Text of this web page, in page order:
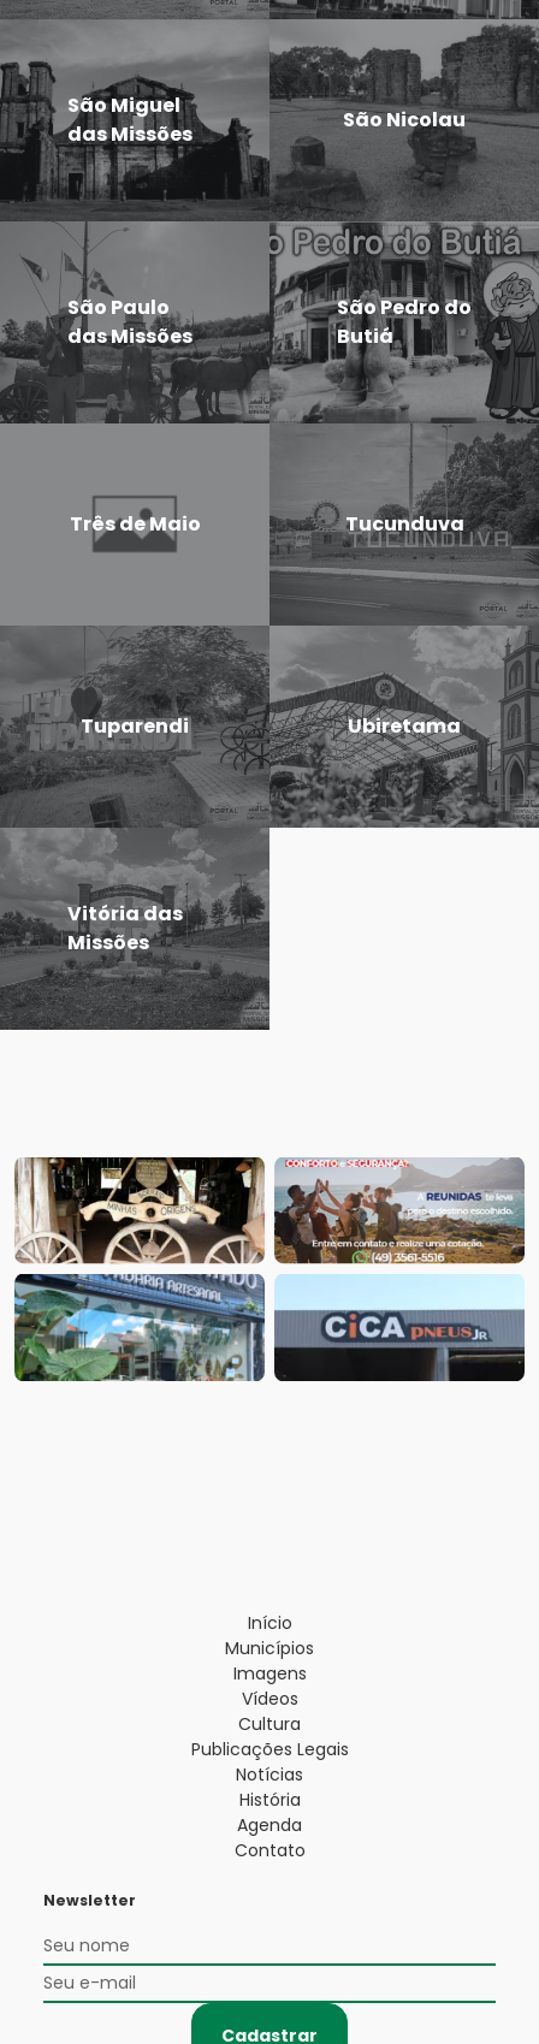
São Miguel
das Missões
São Nicolau
São Paulo
das Missões
São Pedro do
Butiá
Três de Maio Tucunduva
Tuparendi Ubiretama
Vitória das
Missões
Início
Municípios
Imagens
Vídeos
Cultura
Publicações Legais
Notícias
História
Agenda
Contato
Newsletter
Cadastrar